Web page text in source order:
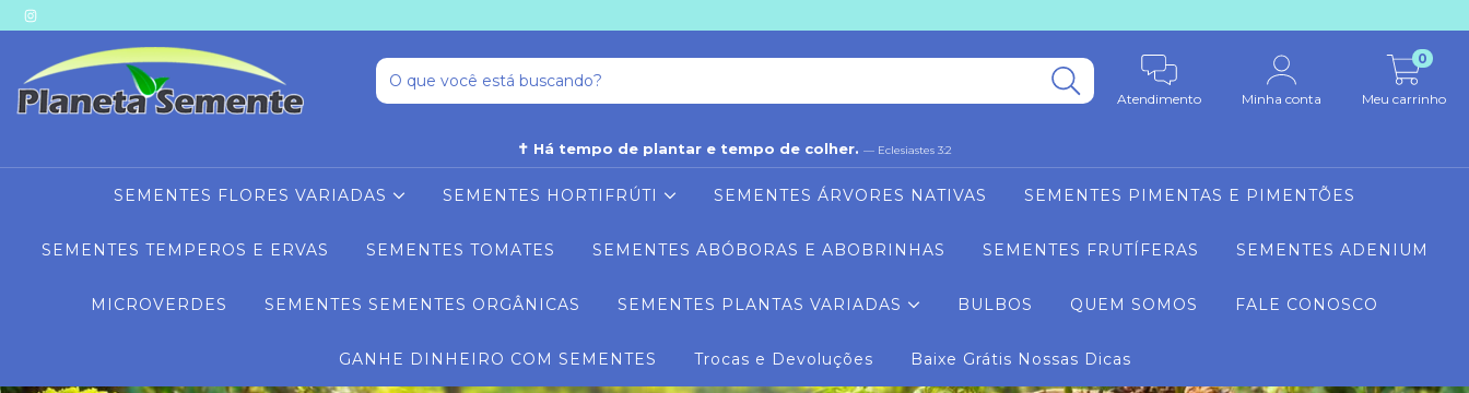
✝ Há tempo de plantar e tempo de colher. — Eclesiastes 3:2
Atendimento Minha conta Meu carrinho
0
SEMENTES FLORES VARIADAS SEMENTES HORTIFRÚTI SEMENTES ÁRVORES NATIVAS SEMENTES PIMENTAS E PIMENTÕES
SEMENTES TEMPEROS E ERVAS SEMENTES TOMATES SEMENTES ABÓBORAS E ABOBRINHAS SEMENTES FRUTÍFERAS SEMENTES ADENIUM
MICROVERDES SEMENTES SEMENTES ORGÂNICAS SEMENTES PLANTAS VARIADAS BULBOS QUEM SOMOS FALE CONOSCO
GANHE DINHEIRO COM SEMENTES Trocas e Devoluções Baixe Grátis Nossas Dicas